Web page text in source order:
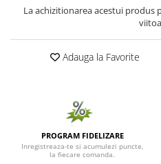
La achizitionarea acestui produs
Adauga la Favorite
PROGRAM FIDELIZARE
Inregistreaza-te si acumulezi puncte,
la fiecare comanda.